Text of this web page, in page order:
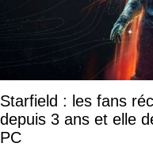
Starfield : les fans
depuis 3 ans et elle
PC